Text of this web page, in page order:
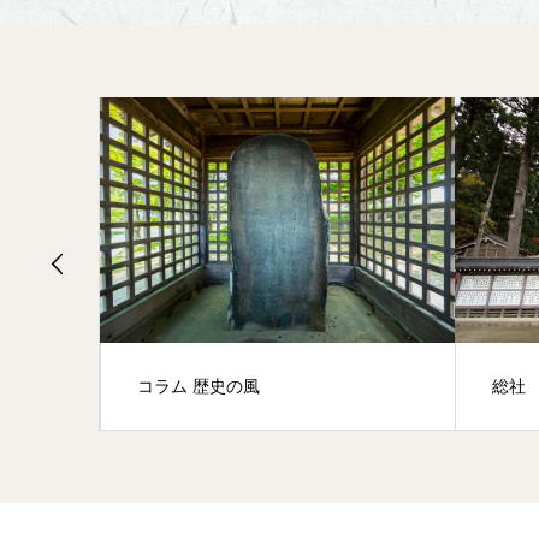
コラム 歴史の風 総社